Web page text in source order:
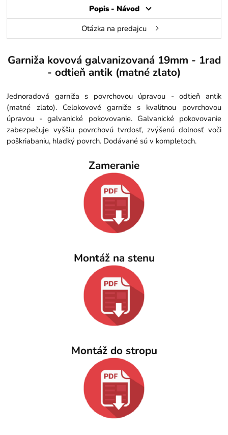
Popis - Návod
Otázka na predajcu
Garniža kovová galvanizovaná 19mm - 1rad
- odtieň antik (matné zlato)
Jednoradová garniža s povrchovou úpravou - odtieň antik
(matné zlato). Celokovové garniže s kvalitnou povrchovou
úpravou - galvanické pokovovanie. Galvanické pokovovanie
zabezpečuje vyššiu povrchovú tvrdosť, zvýšenú dolnosť voči
poškriabaniu, hladký povrch. Dodávané sú v kompletoch.
Zameranie
Montáž na stenu
Montáž do stropu